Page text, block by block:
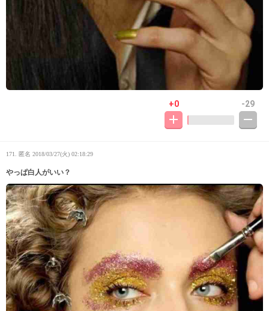
+0 -29
171. 匿名 2018/03/27(火) 02:18:29
やっぱ白人がいい？